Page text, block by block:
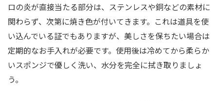
ロの炎が直接当たる部分は、ステンレスや銅などの素材に
関わらず、次第に焼き色が付いてきます。これは道具を使
い込んでいる証でもありますが、美しさを保ちたい場合は
定期的なお手入れが必要です。使用後は冷めてから柔らか
いスポンジで優しく洗い、水分を完全に拭き取りましょ
う。